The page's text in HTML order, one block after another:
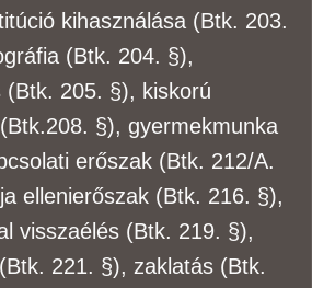
kihasználása (Btk. 203.
(Btk. 204. §),
205. §), kiskorú
208. §), gyermekmunka
erőszak (Btk. 212/A.
ellenierőszak (Btk. 216. §),
visszaélés (Btk. 219. §),
221. §), zaklatás (Btk.